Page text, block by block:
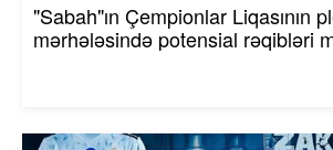
"Sabah"ın Çempionlar Liqasının
mərhələsində potensial rəqibləri